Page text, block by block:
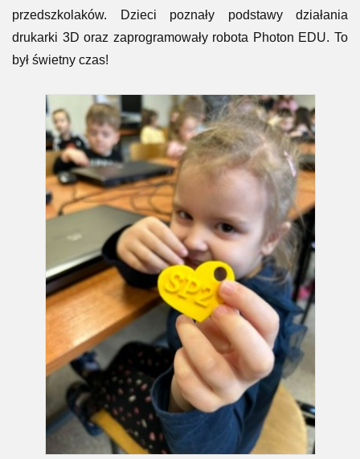
przedszkolaków. Dzieci poznały podstawy działania
drukarki 3D oraz zaprogramowały robota Photon EDU. To
był świetny czas!